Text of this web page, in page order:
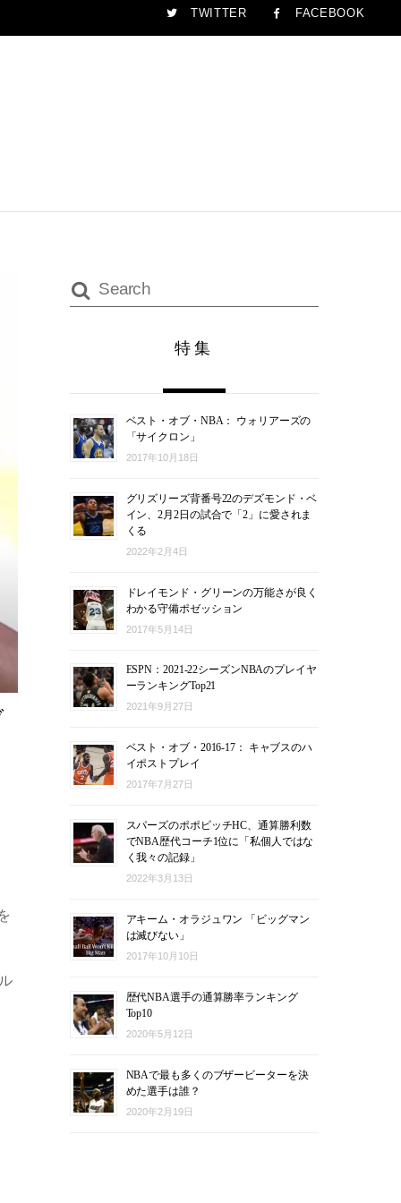
TWITTER FACEBOOK
特集
ベスト・オブ・NBA： ウォリアーズの
「サイクロン」
2017年10月18日
グリズリーズ背番号22のデズモンド・ベ
イン、2月2日の試合で「2」に愛されま
くる
2022年2月4日
ドレイモンド・グリーンの万能さが良く
わかる守備ポゼッション
2017年5月14日
ESPN：2021-22シーズンNBAのプレイヤ
ーランキングTop21
2021年9月27日
ベスト・オブ・2016-17： キャブスのハ
イポストプレイ
2017年7月27日
スパーズのポポビッチHC、通算勝利数
でNBA歴代コーチ1位に「私個人ではな
く我々の記録」
2022年3月13日
アキーム・オラジュワン 「ビッグマン
は滅びない」
2017年10月10日
歴代NBA選手の通算勝率ランキング
Top10
2020年5月12日
NBAで最も多くのブザービーターを決
めた選手は誰？
2020年2月19日